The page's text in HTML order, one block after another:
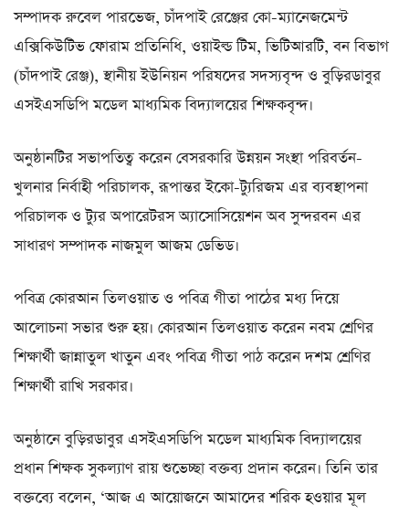
সম্পাদক রুবেল পারভেজ, চাঁদপাই রেঞ্জের কো-ম্যানেজমেন্ট
এক্সিকিউটিভ ফোরাম প্রতিনিধি, ওয়াইল্ড টিম, ভিটিআরটি, বন বিভাগ
(চাঁদপাই রেঞ্জ), স্থানীয় ইউনিয়ন পরিষদের সদস্যবৃন্দ ও বুড়িরডাবুর
এসইএসডিপি মডেল মাধ্যমিক বিদ্যালয়ের শিক্ষকবৃন্দ।
অনুষ্ঠানটির সভাপতিত্ব করেন বেসরকারি উন্নয়ন সংস্থা পরিবর্তন-
খুলনার নির্বাহী পরিচালক, রূপান্তর ইকো-ট্যুরিজম এর ব্যবস্থাপনা
পরিচালক ও ট্যুর অপারেটরস অ্যাসোসিয়েশন অব সুন্দরবন এর
সাধারণ সম্পাদক নাজমুল আজম ডেভিড।
পবিত্র কোরআন তিলওয়াত ও পবিত্র গীতা পাঠের মধ্য দিয়ে
আলোচনা সভার শুরু হয়। কোরআন তিলওয়াত করেন নবম শ্রেণির
শিক্ষার্থী জান্নাতুল খাতুন এবং পবিত্র গীতা পাঠ করেন দশম শ্রেণির
শিক্ষার্থী রাখি সরকার।
অনুষ্ঠানে বুড়িরডাবুর এসইএসডিপি মডেল মাধ্যমিক বিদ্যালয়ের
প্রধান শিক্ষক সুকল্যাণ রায় শুভেচ্ছা বক্তব্য প্রদান করেন। তিনি তার
বক্তব্যে বলেন, ‘আজ এ আয়োজনে আমাদের শরিক হওয়ার মূল